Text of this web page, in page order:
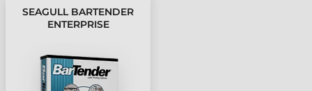
SEAGULL BARTENDER
ENTERPRISE